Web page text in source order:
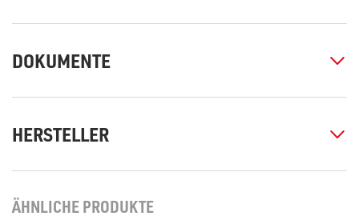
DOKUMENTE
HERSTELLER
ÄHNLICHE PRODUKTE